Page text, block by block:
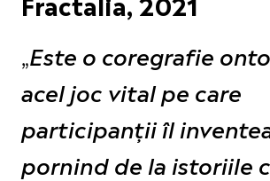
„Este o coregrafie
acel joc vital pe care
participanții îl
pornind de la istoriile